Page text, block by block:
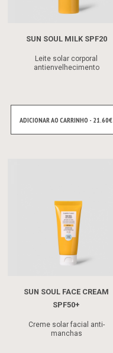
SUN SOUL MILK SPF20
Leite solar corporal
antienvelhecimento
ADICIONAR AO CARRINHO - 21.60€
SUN SOUL FACE CREAM
SPF50+
Creme solar facial anti-
manchas